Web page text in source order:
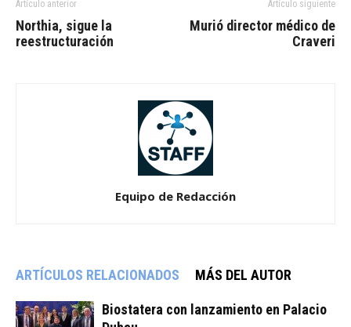
Artículo anterior
Northia, sigue la
reestructuración
Artículo siguiente
Murió director médico de
Craveri
Equipo de Redacción
ARTÍCULOS RELACIONADOS MÁS DEL AUTOR
Biostatera con lanzamiento en Palacio